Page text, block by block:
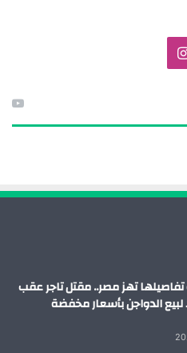
م
تهز مصر.. مقتل تاجر عقب
لبيع الدواجن بأسعار مخفضة